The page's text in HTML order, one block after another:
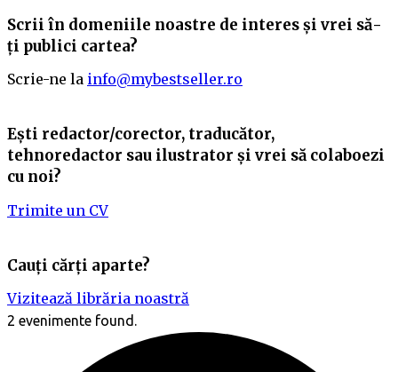
Scrii în domeniile noastre de interes și vrei să-
ți publici cartea?
Scrie-ne la info@mybestseller.ro
Ești redactor/corector, traducător,
tehnoredactor sau ilustrator și vrei să colaboezi
cu noi?
Trimite un CV
Cauți cărți aparte?
Vizitează librăria noastră
2 evenimente found.